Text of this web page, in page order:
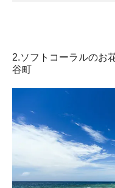
2.ソフトコーラルのお
谷町